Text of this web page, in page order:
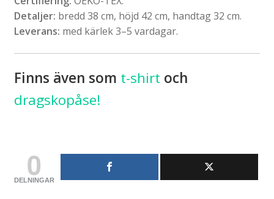
Detaljer: bredd 38 cm, höjd 42 cm, handtag 32 cm.
Leverans: med kärlek 3–5 vardagar.
Finns även som t-shirt och
dragskopåse!
0
DELNINGAR